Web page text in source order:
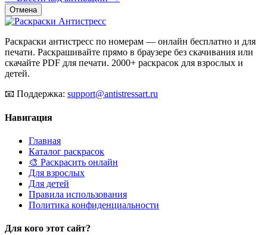
Отмена
Раскраски антистресс по номерам — онлайн бесплатно и для
печати. Раскрашивайте прямо в браузере без скачивания или
скачайте PDF для печати. 2000+ раскрасок для взрослых и
детей.
📧 Поддержка: support@antistressart.ru
Навигация
Главная
Каталог раскрасок
🎨 Раскрасить онлайн
Для взрослых
Для детей
Правила использования
Политика конфиденциальности
Для кого этот сайт?